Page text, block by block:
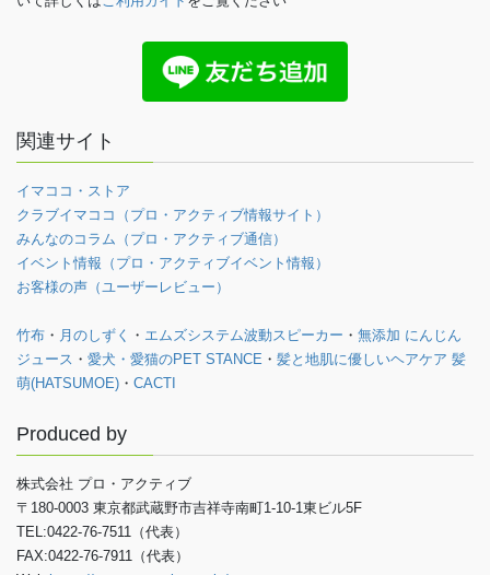
関連サイト
イマココ・ストア
クラブイマココ（プロ・アクティブ情報サイト）
みんなのコラム（プロ・アクティブ通信）
イベント情報（プロ・アクティブイベント情報）
お客様の声（ユーザーレビュー）
竹布 ・ 月のしずく ・ エムズシステム波動スピーカー ・ 無添加 にんじん
ジュース ・ 愛犬・愛猫のPET STANCE ・ 髪と地肌に優しいヘアケア 髪
萌(HATSUMOE) ・ CACTI
Produced by
株式会社 プロ・アクティブ
〒180-0003 東京都武蔵野市吉祥寺南町1-10-1東ビル5F
TEL:0422-76-7511（代表）
FAX:0422-76-7911（代表）